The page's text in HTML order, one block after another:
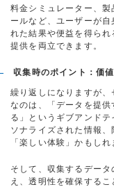
料金シミュレーター、
ールなど、ユーザーが
れた結果や便益を得ら
提供を両立できます。
収集時のポイント：価
繰り返しになりますが
なのは、「データを提
る」というギブアンド
ソナライズされた情報
「楽しい体験」かもしれ
そして、収集するデー
え、透明性を確保する